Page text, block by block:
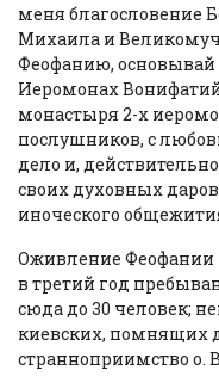
меня благословение
Михаила и
Феофанию, основывай
Иеромонах
монастыря 2-х
послушников, с
дело и,
своих духовных
иноческого
Оживление Феофании
в третий год
сюда до 30 человек;
киевских, помнящих
странноприимство о.